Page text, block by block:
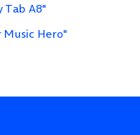
Tab A8"
Hero"